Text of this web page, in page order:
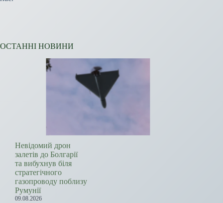
ОСТАННІ НОВИНИ
Невідомий дрон
залетів до Болгарії
та вибухнув біля
стратегічного
газопроводу поблизу
Румунії
09.08.2026